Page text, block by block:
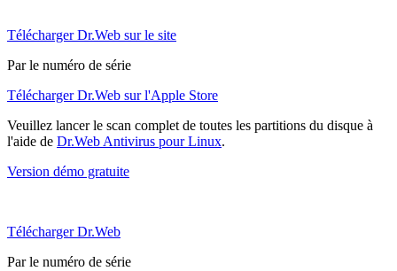
Télécharger Dr.Web sur le site
Par le numéro de série
Télécharger Dr.Web sur l'Apple Store
Veuillez lancer le scan complet de toutes les partitions du disque à
l'aide de Dr.Web Antivirus pour Linux.
Version démo gratuite
Télécharger Dr.Web
Par le numéro de série